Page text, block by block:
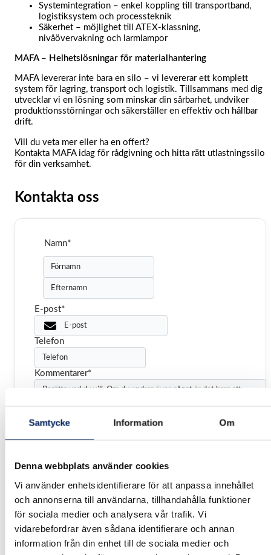
Samtycke Information Om
Denna webbplats använder cookies
Vi använder enhetsidentifierare för att anpassa innehållet
och annonserna till användarna, tillhandahålla funktioner
för sociala medier och analysera vår trafik. Vi
vidarebefordrar även sådana identifierare och annan
information från din enhet till de sociala medier och
Systemintegration – enkel koppling till transportband,
logistiksystem och processteknik
Säkerhet – möjlighet till ATEX-klassning,
nivåövervakning och larmlampor
MAFA – Helhetslösningar för materialhantering
MAFA levererar inte bara en silo – vi levererar ett komplett
system för lagring, transport och logistik. Tillsammans med dig
utvecklar vi en lösning som minskar din sårbarhet, undviker
produktionsstörningar och säkerställer en effektiv och hållbar
drift.
Vill du veta mer eller ha en offert?
Kontakta MAFA idag för rådgivning och hitta rätt utlastningssilo
för din verksamhet.
Kontakta oss
Namn*
Efternamn
E-post*
Telefon
Kommentarer*
Fil
Max filstorlek:
98 MB.
Samtycke *